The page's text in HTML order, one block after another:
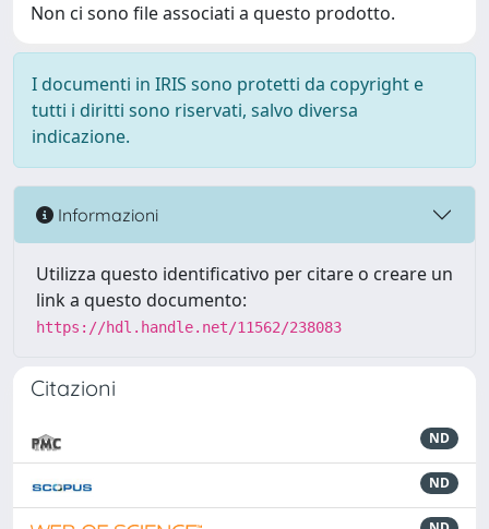
Non ci sono file associati a questo prodotto.
I documenti in IRIS sono protetti da copyright e
tutti i diritti sono riservati, salvo diversa
indicazione.
Informazioni
Utilizza questo identificativo per citare o creare un
link a questo documento:
https://hdl.handle.net/11562/238083
Citazioni
ND
ND